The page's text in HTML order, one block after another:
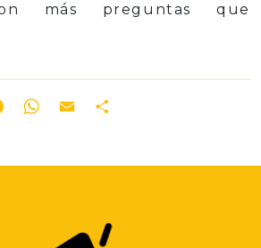
más preguntas que
FacebookWhatsApp
Email